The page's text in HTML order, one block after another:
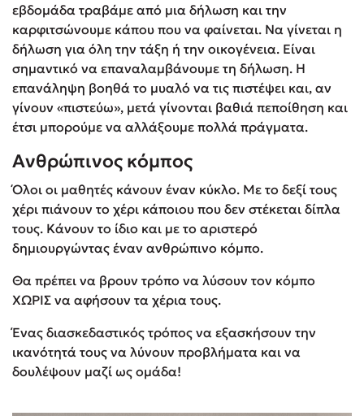
εβδομάδα τραβάμε από μια δήλωση και την
καρφιτσώνουμε κάπου που να φαίνεται. Να γίνεται η
δήλωση για όλη την τάξη ή την οικογένεια. Είναι
σημαντικό να επαναλαμβάνουμε τη δήλωση. Η
επανάληψη βοηθά το μυαλό να τις πιστέψει και, αν
γίνουν «πιστεύω», μετά γίνονται βαθιά πεποίθηση και
έτσι μπορούμε να αλλάξουμε πολλά πράγματα.
Ανθρώπινος κόμπος
Όλοι οι μαθητές κάνουν έναν κύκλο. Με το δεξί τους
χέρι πιάνουν το χέρι κάποιου που δεν στέκεται δίπλα
τους. Κάνουν το ίδιο και με το αριστερό
δημιουργώντας έναν ανθρώπινο κόμπο.
Θα πρέπει να βρουν τρόπο να λύσουν τον κόμπο
ΧΩΡΙΣ να αφήσουν τα χέρια τους.
Ένας διασκεδαστικός τρόπος να εξασκήσουν την
ικανότητά τους να λύνουν προβλήματα και να
δουλέψουν μαζί ως ομάδα!